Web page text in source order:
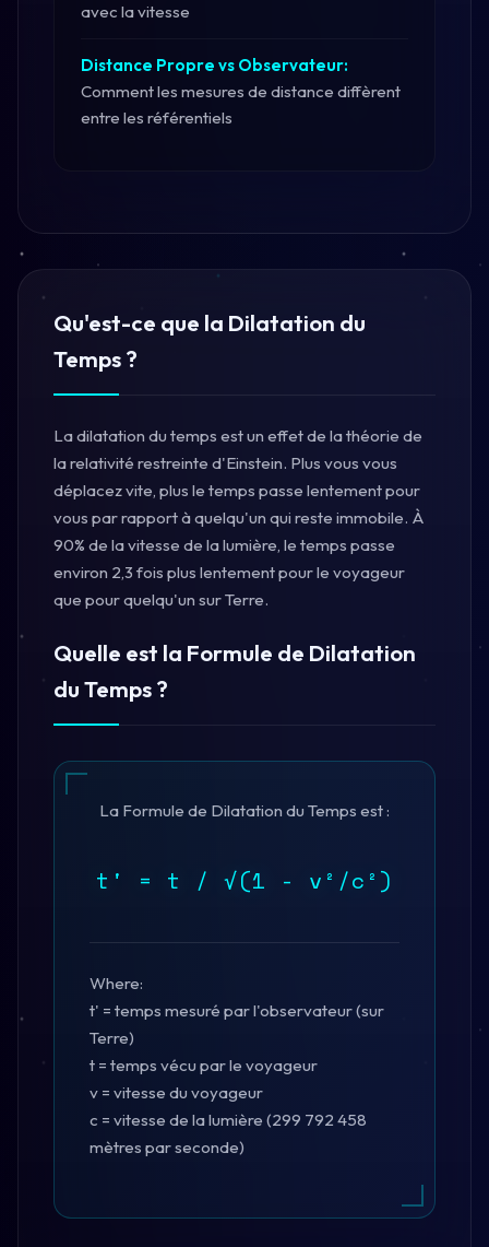
avec la vitesse
Distance Propre vs Observateur:
Comment les mesures de distance diffèrent
entre les référentiels
Qu'est-ce que la Dilatation du
Temps ?
La dilatation du temps est un effet de la théorie de
la relativité restreinte d'Einstein. Plus vous vous
déplacez vite, plus le temps passe lentement pour
vous par rapport à quelqu'un qui reste immobile. À
90% de la vitesse de la lumière, le temps passe
environ 2,3 fois plus lentement pour le voyageur
que pour quelqu'un sur Terre.
Quelle est la Formule de Dilatation
du Temps ?
La Formule de Dilatation du Temps est :
t' = t / √(1 - v²/c²)
Where:
t' = temps mesuré par l'observateur (sur
Terre)
t = temps vécu par le voyageur
v = vitesse du voyageur
c = vitesse de la lumière (299 792 458
mètres par seconde)